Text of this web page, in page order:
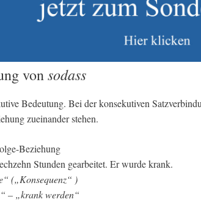
vonsodass
Bedeutung. Bei der konsekutiven
zueinander stehen.
Beziehung
Stunden gearbeitet. Er wurde krank.
(„Konsequenz“ )
– „krank werden“